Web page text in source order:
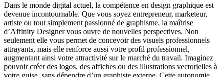
Dans le monde digital actuel, la compétence en design graphique est
devenue incontournable. Que vous soyez entrepreneur, marketeur,
artiste ou tout simplement passionné de graphisme, la maîtrise
d’Affinity Designer vous ouvre de nouvelles perspectives. Non
seulement elle vous permet de concevoir des visuels professionnels
attrayants, mais elle renforce aussi votre profil professionnel,
augmentant ainsi votre attractivité sur le marché du travail. Imaginez
pouvoir créer des logos, des affiches ou des illustrations vectorielles à
votre guise, sans dépendre d’un graphiste externe. Cette autonomie